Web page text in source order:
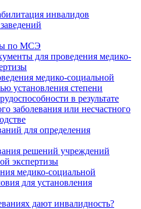
инвалидов
по МСЭ
для проведения медико-
медико-социальной
установления степени
в результате
заболевания или несчастного
для определения
решений учреждений
экспертизы
медико-социальной
для установления
дают инвалидность?